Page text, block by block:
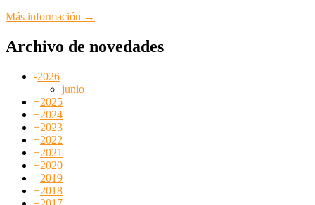
Más información →
Archivo de novedades
-2026
junio
+2025
+2024
+2023
+2022
+2021
+2020
+2019
+2018